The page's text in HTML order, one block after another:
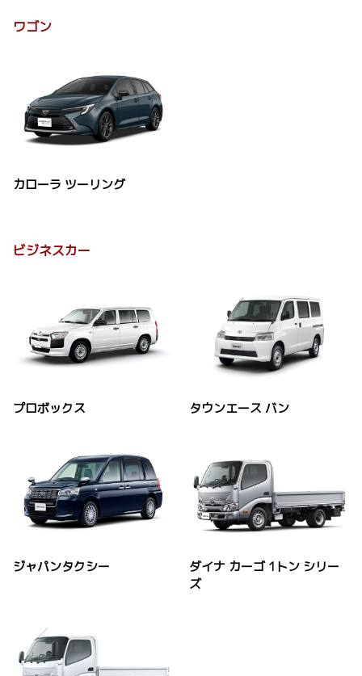
ワゴン
カローラ ツーリング
ビジネスカー
プロボックス タウンエース バン
ジャパンタクシー
ダイナ カーゴ 1トン シリー
ズ